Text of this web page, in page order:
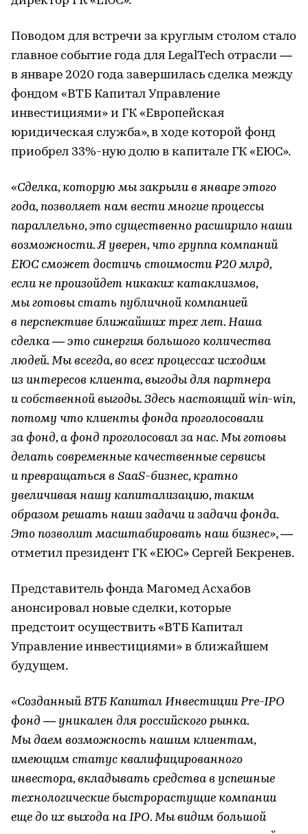
Поводом для встречи за круглым столом стало
главное событие года для LegalTech отрасли —
в январе 2020 года завершилась сделка между
фондом «ВТБ Капитал Управление
инвестициями» и ГК «Европейская
юридическая служба», в ходе которой фонд
приобрел 33%-ную долю в капитале ГК «ЕЮС».
«Сделка, которую мы закрыли в январе этого
года, позволяет нам вести многие процессы
параллельно, это существенно расширило наши
возможности. Я уверен, что группа компаний
ЕЮС сможет достичь стоимости ₽20 млрд,
если не произойдет никаких катаклизмов,
мы готовы стать публичной компанией
в перспективе ближайших трех лет. Наша
сделка — это синергия большого количества
людей. Мы всегда, во всех процессах исходим
из интересов клиента, выгоды для партнера
и собственной выгоды. Здесь настоящий win-win,
потому что клиенты фонда проголосовали
за фонд, а фонд проголосовал за нас. Мы готовы
делать современные качественные сервисы
и превращаться в SaaS-бизнес, кратно
увеличивая нашу капитализацию, таким
образом решать наши задачи и задачи фонда.
Это позволит масштабировать наш бизнес», —
отметил президент ГК «ЕЮС» Сергей Бекренев.
Представитель фонда Магомед Асхабов
анонсировал новые сделки, которые
предстоит осуществить «ВТБ Капитал
Управление инвестициями» в ближайшем
будущем.
«Созданный ВТБ Капитал Инвестиции Pre-IPO
фонд — уникален для российского рынка.
Мы даем возможность нашим клиентам,
имеющим статус квалифицированного
инвестора, вкладывать средства в успешные
технологические быстрорастущие компании
еще до их выхода на IPO. Мы видим большой